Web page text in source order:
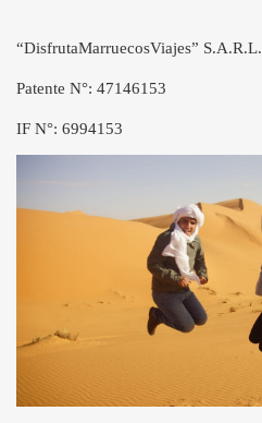
“DisfrutaMarruecosViajes” S.A.R.L.
Patente N°: 47146153
IF N°: 6994153